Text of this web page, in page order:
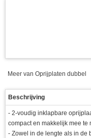
Meer van Oprijplaten dubbel
Beschrijving
- 2-voudig inklapbare
compact en makkelijk mee te
- Zowel in de lengte als in de